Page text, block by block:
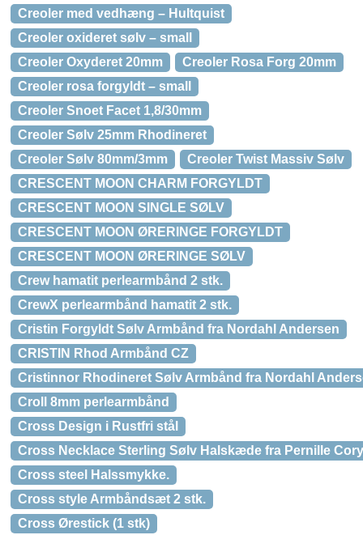
Creoler med vedhæng – Hultquist
Creoler oxideret sølv – small
Creoler Oxyderet 20mm
Creoler Rosa Forg 20mm
Creoler rosa forgyldt – small
Creoler Snoet Facet 1,8/30mm
Creoler Sølv 25mm Rhodineret
Creoler Sølv 80mm/3mm
Creoler Twist Massiv Sølv
CRESCENT MOON CHARM FORGYLDT
CRESCENT MOON SINGLE SØLV
CRESCENT MOON ØRERINGE FORGYLDT
CRESCENT MOON ØRERINGE SØLV
Crew hamatit perlearmbånd 2 stk.
CrewX perlearmbånd hamatit 2 stk.
Cristin Forgyldt Sølv Armbånd fra Nordahl Andersen
CRISTIN Rhod Armbånd CZ
Cristinnor Rhodineret Sølv Armbånd fra Nordahl
Croll 8mm perlearmbånd
Cross Design i Rustfri stål
Cross Necklace Sterling Sølv Halskæde fra Pernille
Cross steel Halssmykke.
Cross style Armbåndsæt 2 stk.
Cross Ørestick (1 stk)